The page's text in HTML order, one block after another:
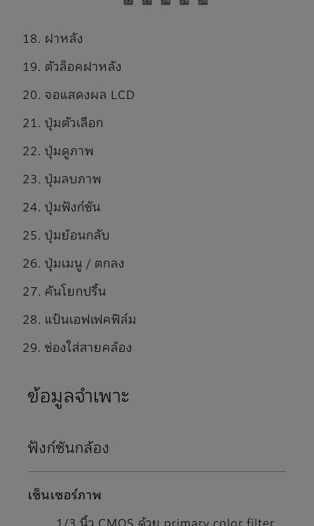
ฝาหลัง
ตัวล็อคฝาหลัง
จอแสดงผล LCD
ปุ่มตัวเลือก
ปุ่มดูภาพ
ปุ่มลบภาพ
ปุ่มฟังก์ชัน
ปุ่มย้อนกลับ
ปุ่มเมนู / ตกลง
คันโยกปริ้น
แป้นเอฟเฟคฟิล์ม
ช่องใส่สายคล้อง
ข้อมูลจำเพาะ
ฟังก์ชันกล้อง
เซ็นเซอร์ภาพ